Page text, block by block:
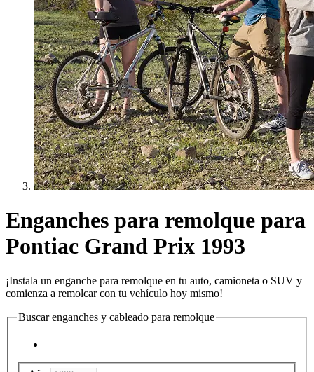
Enganches para remolque para
Pontiac Grand Prix 1993
¡Instala un enganche para remolque en tu auto, camioneta o SUV y
comienza a remolcar con tu vehículo hoy mismo!
Buscar enganches y cableado para remolque